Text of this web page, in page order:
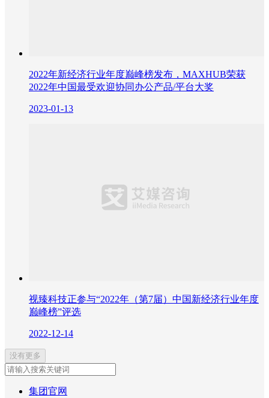
2022年新经济行业年度巅峰榜发布，MAXHUB荣获
2022年中国最受欢迎协同办公产品/平台大奖
2023-01-13
视臻科技正参与“2022年（第7届）中国新经济行业年度
巅峰榜”评选
2022-12-14
没有更多
集团官网